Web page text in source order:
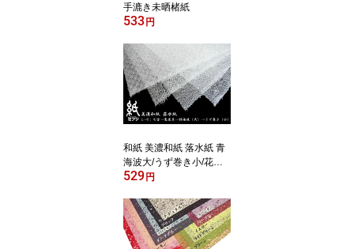
手漉き未晒楮紙
533 円
和紙 美濃和紙 落水紙 青
海波大/うず巻き小/花麻/
七宝/菊唐草 手漉き
529 円